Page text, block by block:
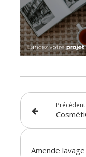
Précédent